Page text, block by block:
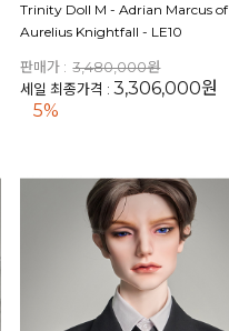
Trinity Doll M - Adrian Marcus of
Aurelius Knightfall - LE10
판매가 : 3,480,000원
세일 최종가격 :3,306,000원
5%